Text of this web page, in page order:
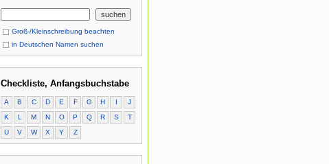
Groß-/Kleinschreibung beachten
in Deutschen Namen suchen
Checkliste, Anfangsbuchstabe
A B C D E F G H I
J
K
L M N O P Q R S
T
U
V W X Y Z